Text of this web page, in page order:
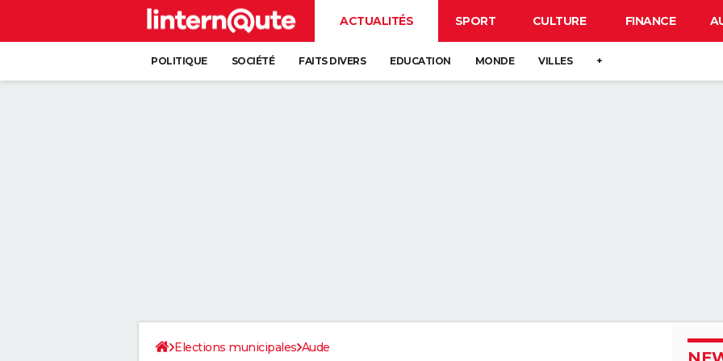
ACTUALITÉS SPORT CULTURE FINANCE
POLITIQUE SOCIÉTÉ FAITS DIVERS EDUCATION MONDE VILLES +
Elections municipales Aude